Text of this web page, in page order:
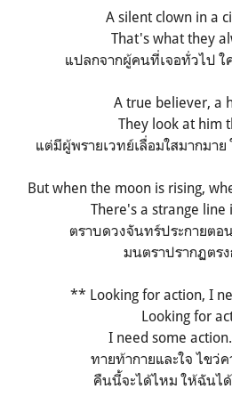
A silent clown in a
That's what they
แปลกจากผู้คนที่เจอทั่วไป ใ
A true believer, a
They look at him
แต่มีผู้พรายเวทย์เลื่อมใสมากมาย
But when the moon is rising,
There's a strange line
ตราบดวงจันทร์ประกายตอ
มนตราปรากฏตรง
** Looking for action, I
Looking for
I need some
ทายท้ากายและใจ ไขว่
คืนนี้จะได้ไหม ให้ฉันไ